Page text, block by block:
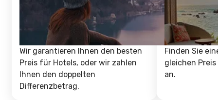
Wir garantieren Ihnen den besten
Preis für Hotels, oder wir zahlen
Ihnen den doppelten
Differenzbetrag.
Finden Sie
gleichen
an.